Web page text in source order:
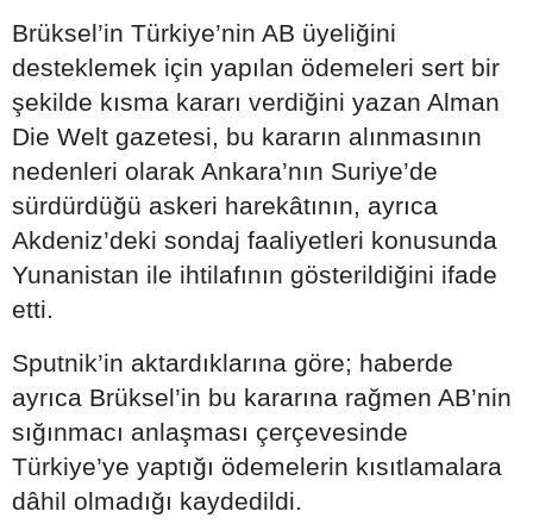
Brüksel’in Türkiye’nin AB üyeliğini
desteklemek için yapılan ödemeleri sert bir
şekilde kısma kararı verdiğini yazan Alman
Die Welt gazetesi, bu kararın alınmasının
nedenleri olarak Ankara’nın Suriye’de
sürdürdüğü askeri harekâtının, ayrıca
Akdeniz’deki sondaj faaliyetleri konusunda
Yunanistan ile ihtilafının gösterildiğini ifade
etti.
Sputnik’in aktardıklarına göre; haberde
ayrıca Brüksel’in bu kararına rağmen AB’nin
sığınmacı anlaşması çerçevesinde
Türkiye’ye yaptığı ödemelerin kısıtlamalara
dâhil olmadığı kaydedildi.